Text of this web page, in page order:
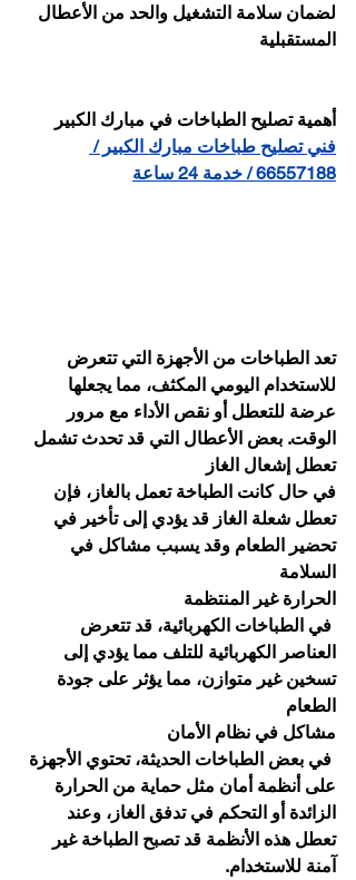
لضمان سلامة التشغيل والحد من الأعطال
المستقبلية
أهمية تصليح الطباخات في مبارك الكبير
فني تصليح طباخات مبارك الكبير /
66557188 / خدمة 24 ساعة
تعد الطباخات من الأجهزة التي تتعرض
للاستخدام اليومي المكثف، مما يجعلها
عرضة للتعطل أو نقص الأداء مع مرور
الوقت. بعض الأعطال التي قد تحدث تشمل
تعطل إشعال الغاز
في حال كانت الطباخة تعمل بالغاز، فإن
تعطل شعلة الغاز قد يؤدي إلى تأخير في
تحضير الطعام وقد يسبب مشاكل في
السلامة
الحرارة غير المنتظمة
في الطباخات الكهربائية، قد تتعرض
العناصر الكهربائية للتلف مما يؤدي إلى
تسخين غير متوازن، مما يؤثر على جودة
الطعام
مشاكل في نظام الأمان
في بعض الطباخات الحديثة، تحتوي الأجهزة
على أنظمة أمان مثل حماية من الحرارة
الزائدة أو التحكم في تدفق الغاز، وعند
تعطل هذه الأنظمة قد تصبح الطباخة غير
آمنة للاستخدام.